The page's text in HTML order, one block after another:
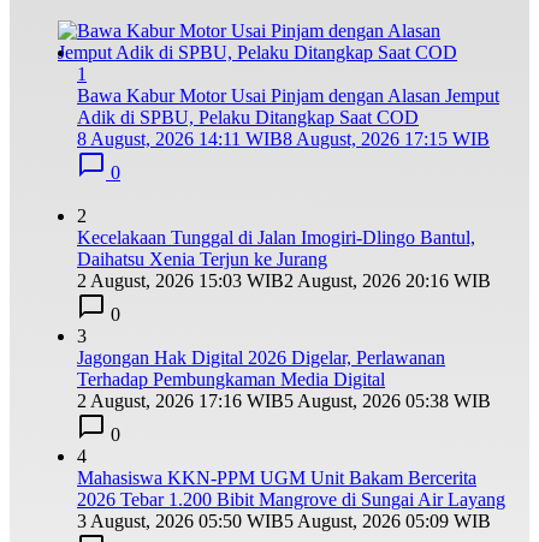
1
Bawa Kabur Motor Usai Pinjam dengan Alasan Jemput
Adik di SPBU, Pelaku Ditangkap Saat COD
8 August, 2026 14:11 WIB8 August, 2026 17:15 WIB
0
2
Kecelakaan Tunggal di Jalan Imogiri-Dlingo Bantul,
Daihatsu Xenia Terjun ke Jurang
2 August, 2026 15:03 WIB2 August, 2026 20:16 WIB
0
3
Jagongan Hak Digital 2026 Digelar, Perlawanan
Terhadap Pembungkaman Media Digital
2 August, 2026 17:16 WIB5 August, 2026 05:38 WIB
0
4
Mahasiswa KKN-PPM UGM Unit Bakam Bercerita
2026 Tebar 1.200 Bibit Mangrove di Sungai Air Layang
3 August, 2026 05:50 WIB5 August, 2026 05:09 WIB